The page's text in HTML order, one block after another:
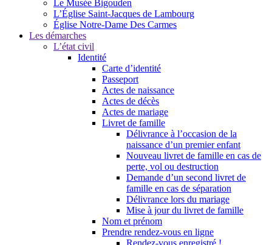
Le Musée Bigouden
L’Église Saint-Jacques de Lambourg
Église Notre-Dame Des Carmes
Les démarches
L’état civil
Identité
Carte d’identité
Passeport
Actes de naissance
Actes de décès
Actes de mariage
Livret de famille
Délivrance à l’occasion de la
naissance d’un premier enfant
Nouveau livret de famille en cas de
perte, vol ou destruction
Demande d’un second livret de
famille en cas de séparation
Délivrance lors du mariage
Mise à jour du livret de famille
Nom et prénom
Prendre rendez-vous en ligne
Rendez-vous enregistré !